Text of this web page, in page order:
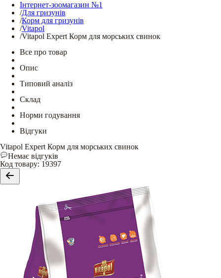
Інтернет-зоомагазин №1
/Для гризунів
/Корм для гризунів
/Vitapol
/Vitapol Expert Корм для морських свинок
Все про товар
Опис
Типовий аналіз
Склад
Норми годування
Відгуки
Vitapol Expert Корм для морських свинок
Немає відгуків
Код товару: 19397